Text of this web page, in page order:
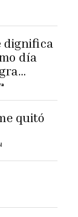
dignifica
día
quitó